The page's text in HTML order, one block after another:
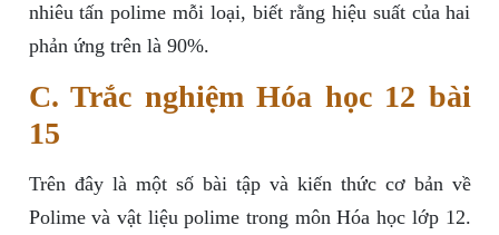
nhiêu tấn polime mỗi loại, biết rằng hiệu suất của hai
phản ứng trên là 90%.
C. Trắc nghiệm Hóa học 12 bài
15
Trên đây là một số bài tập và kiến thức cơ bản về
Polime và vật liệu polime trong môn Hóa học lớp 12.